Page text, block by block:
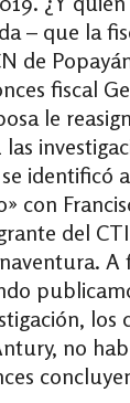
– que la
de
fiscal
le
las
identificó
con
del
A
los
no